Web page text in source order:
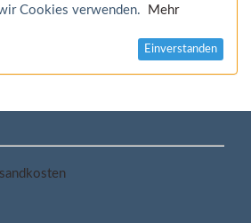
Cookies verwenden.
Mehr
Einverstanden